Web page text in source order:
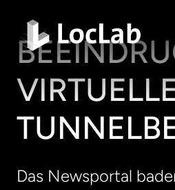
Das Newsportal